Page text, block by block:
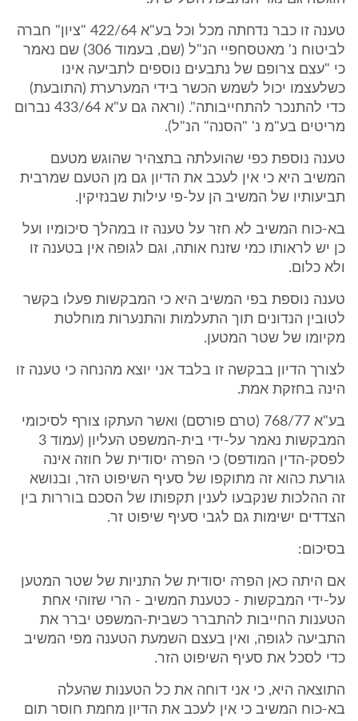
טענה זו כבר נדחתה מכל וכל בע"א 422/64 "ציון" חברה
לביטוח נ' מאטסחפיי הנ"ל (שם, בעמוד 306) שם נאמר
כי "עצם צרופם של נתבעים נוספים לתביעה אינו
כשלעצמו יכול לשמש הכשר בידי המערערת (התובעת)
כדי להתנכר להתחייבותה". (וראה גם ע"א 433/64 נברום
מריטים בע"מ נ' "הסנה" הנ"ל).
טענה נוספת כפי שהועלתה בתצהיר שהוגש מטעם
המשיב היא כי אין לעכב את הדיון גם מן הטעם שמרבית
תביעותיו של המשיב הן על-פי עילות שבנזיקין.
בא-כוח המשיב לא חזר על טענה זו במהלך סיכומיו ועל
כן יש לראותו כמי שזנח אותה, וגם לגופה אין בטענה זו
ולא כלום.
טענה נוספת בפי המשיב היא כי המבקשות פעלו בקשר
לטובין הנדונים תוך התעלמות והתנערות מוחלטת
מקיומו של שטר המטען.
לצורך הדיון בבקשה זו בלבד אני יוצא מהנחה כי טענה זו
הינה בחזקת אמת.
בע"א 768/77 (טרם פורסם) ואשר העתקו צורף לסיכומי
המבקשות נאמר על-ידי בית-המשפט העליון (עמוד 3
לפסק-הדין המודפס) כי הפרה יסודית של חוזה אינה
גורעת כהוא זה מתוקפו של סעיף השיפוט הזר, ובנושא
זה ההלכות שנקבעו לענין תקפותו של הסכם בוררות בין
הצדדים ישימות גם לגבי סעיף שיפוט זר.
בסיכום:
אם היתה כאן הפרה יסודית של התניות של שטר המטען
על-ידי המבקשות - כטענת המשיב - הרי שזוהי אחת
הטענות החייבות להתברר כשבית-המשפט יברר את
התביעה לגופה, ואין בעצם השמעת הטענה מפי המשיב
כדי לסכל את סעיף השיפוט הזר.
התוצאה היא, כי אני דוחה את כל הטענות שהעלה
בא-כוח המשיב כי אין לעכב את הדיון מחמת חוסר תום